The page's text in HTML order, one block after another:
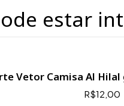
estar
Vetor Camisa Al
R$12,00